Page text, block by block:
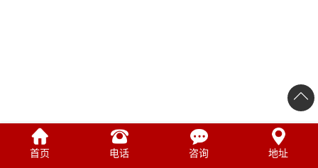
首页 电话 咨询 地址